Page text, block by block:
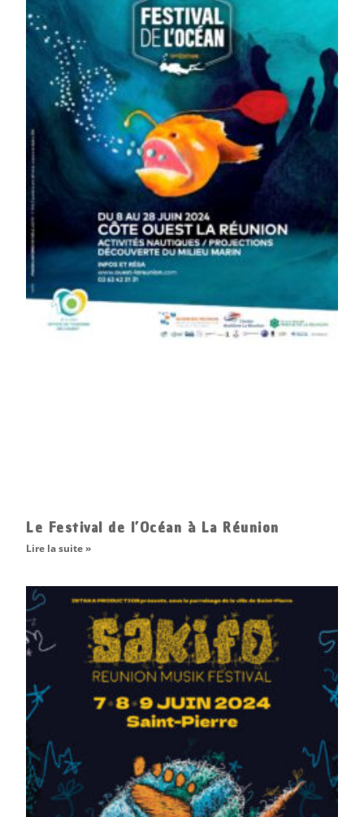
Le Festival de l’Océan à La Réunion
Lire la suite »